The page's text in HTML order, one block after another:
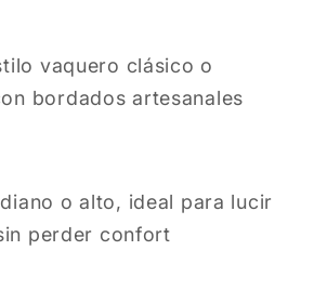
vaquero clásico o
bordados artesanales
o alto, ideal para lucir
perder confort